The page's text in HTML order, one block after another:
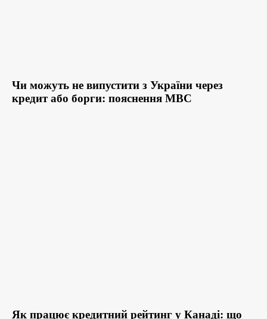
Чи можуть не випустити з України через
кредит або борги: пояснення МВС
Як працює кредитний рейтинг у Канаді: що